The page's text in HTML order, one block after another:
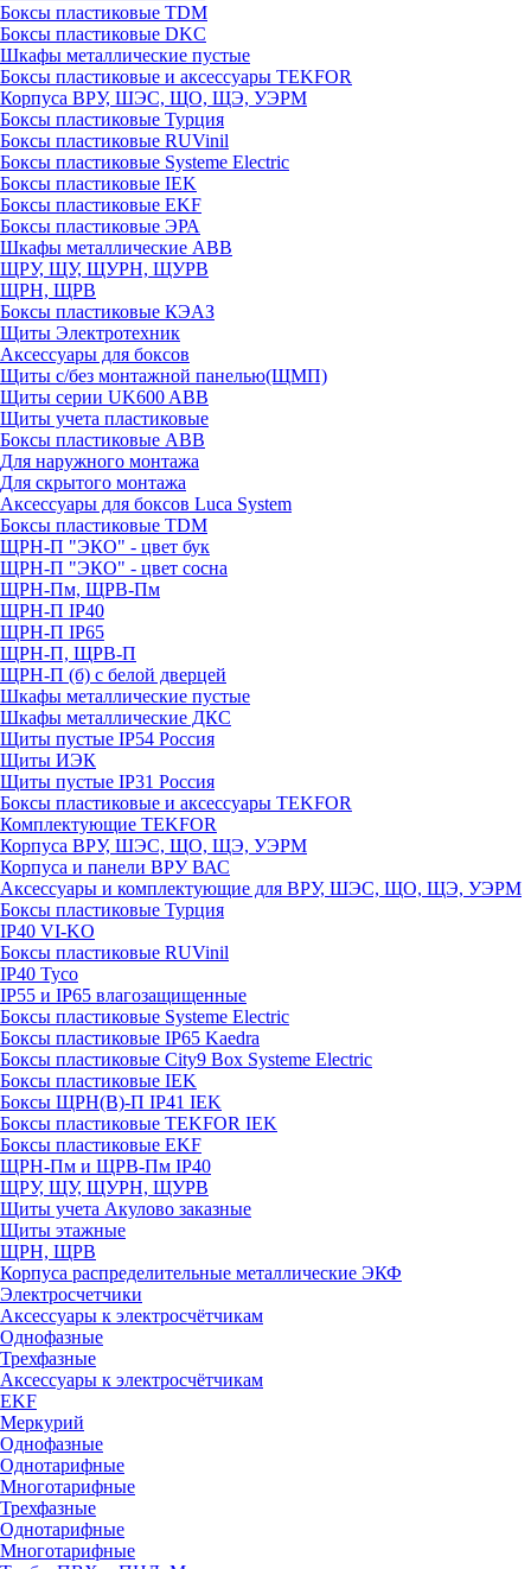
Боксы пластиковые TDM
Боксы пластиковые DKC
Шкафы металлические пустые
Боксы пластиковые и аксессуары TEKFOR
Корпуса ВРУ, ШЭС, ЩО, ЩЭ, УЭРМ
Боксы пластиковые Турция
Боксы пластиковые RUVinil
Боксы пластиковые Systeme Electric
Боксы пластиковые IEK
Боксы пластиковые EKF
Боксы пластиковые ЭРА
Шкафы металлические ABB
ЩРУ, ЩУ, ЩУРН, ЩУРВ
ЩРН, ЩРВ
Боксы пластиковые КЭАЗ
Щиты Электротехник
Аксессуары для боксов
Щиты с/без монтажной панелью(ЩМП)
Щиты серии UK600 ABB
Щиты учета пластиковые
Боксы пластиковые ABB
Для наружного монтажа
Для скрытого монтажа
Аксессуары для боксов Luca System
Боксы пластиковые TDM
ЩРН-П "ЭКО" - цвет бук
ЩРН-П "ЭКО" - цвет сосна
ЩРН-Пм, ЩРВ-Пм
ЩРН-П IP40
ЩРН-П IP65
ЩРН-П, ЩРВ-П
ЩРН-П (б) с белой дверцей
Шкафы металлические пустые
Шкафы металлические ДКС
Щиты пустые IP54 Россия
Щиты ИЭК
Щиты пустые IP31 Россия
Боксы пластиковые и аксессуары TEKFOR
Комплектующие TEKFOR
Корпуса ВРУ, ШЭС, ЩО, ЩЭ, УЭРМ
Корпуса и панели ВРУ ВАС
Аксессуары и комплектующие для ВРУ, ШЭС, ЩО, ЩЭ, УЭРМ
Боксы пластиковые Турция
IP40 VI-KO
Боксы пластиковые RUVinil
IP40 Тусо
IP55 и IP65 влагозащищенные
Боксы пластиковые Systeme Electric
Боксы пластиковые IP65 Kaedra
Боксы пластиковые City9 Box Systeme Electric
Боксы пластиковые IEK
Боксы ЩРН(В)-П IP41 IEK
Боксы пластиковые TEKFOR IEK
Боксы пластиковые EKF
ЩРН-Пм и ЩРВ-Пм IP40
ЩРУ, ЩУ, ЩУРН, ЩУРВ
Щиты учета Акулово заказные
Щиты этажные
ЩРН, ЩРВ
Корпуса распределительные металлические ЭКФ
Электросчетчики
Аксессуары к электросчётчикам
Однофазные
Трехфазные
Аксессуары к электросчётчикам
EKF
Меркурий
Однофазные
Однотарифные
Многотарифные
Трехфазные
Однотарифные
Многотарифные